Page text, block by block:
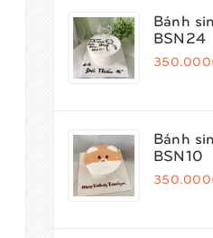
Bánh
BSN24
Bánh
BSN10